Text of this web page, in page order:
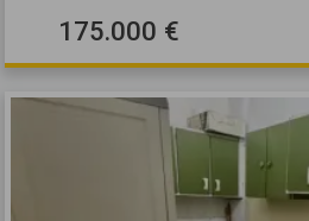
175.000 €